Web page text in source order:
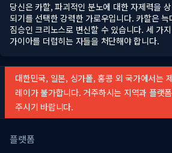
당신은 카할, 파괴적인 분노에 대한 자제력을
되기를 선택한 강력한 가로우입니다. 카할은
짐승인 크리노스로 변신할 수 있습니다. 세 가
가이아를 더럽히는 자들을 처단해야 합니다.
대한민국, 일본, 싱가폴, 홍콩 외 국가에서는
레이가 불가합니다. 거주하시는 지역과 플랫
주시기 바랍니다.
플랫폼